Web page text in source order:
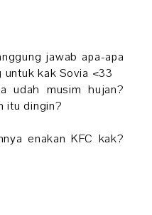
jawab apa-apa
kak Sovia <33
udah musim hujan?
itu dingin?
enakan KFC kak?